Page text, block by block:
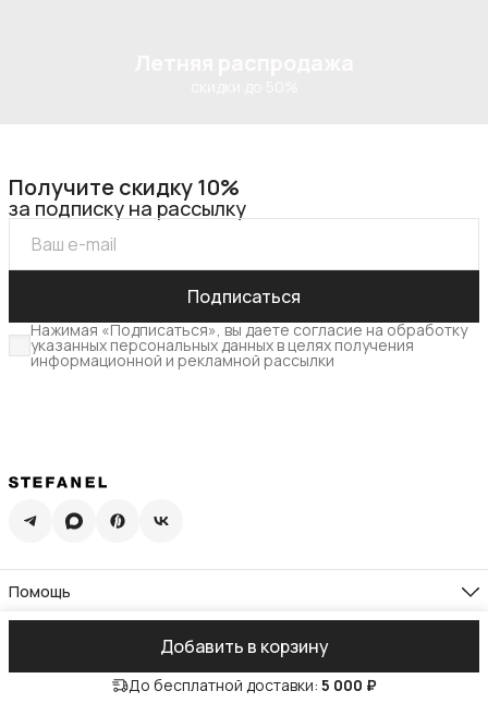
Добавить в корзину
До бесплатной доставки: 5 000 ₽
Получите скидку 10%
за подписку на рассылку
Подписаться
Нажимая «Подписаться», вы даете согласие на обработку
указанных персональных данных в целях получения
информационной и рекламной рассылки
Помощь
Доставка
Подарочная карта
Адреса магазинов